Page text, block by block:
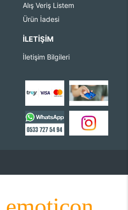
Alış Veriş Listem
Ürün İadesi
İLETIŞIM
İletişim Bilgileri